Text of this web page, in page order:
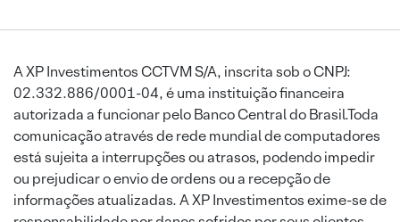
A XP Investimentos CCTVM S/A, inscrita sob o CNPJ:
02.332.886/0001-04, é uma instituição financeira
autorizada a funcionar pelo Banco Central do Brasil.Toda
comunicação através de rede mundial de computadores
está sujeita a interrupções ou atrasos, podendo impedir
ou prejudicar o envio de ordens ou a recepção de
informações atualizadas. A XP Investimentos exime-se de